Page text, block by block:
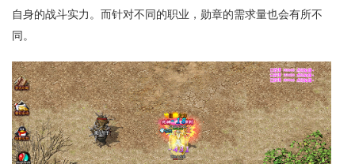
自身的战斗实力。而针对不同的职业，勋章的需求量也会有所不
同。